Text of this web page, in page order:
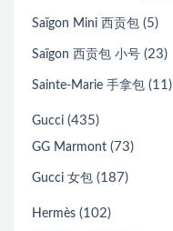
Saïgon Mini 西贡包 (5)
Saïgon 西贡包 小号 (23)
Sainte-Marie 手拿包 (11)
Gucci (435)
GG Marmont (73)
Gucci 女包 (187)
Hermès (102)